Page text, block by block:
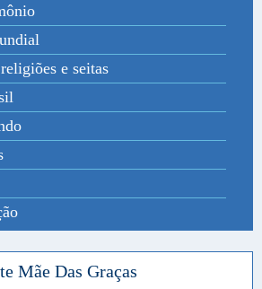
e seitas
Mãe Das Graças